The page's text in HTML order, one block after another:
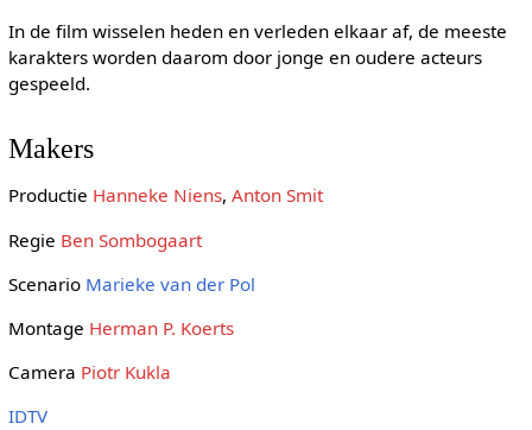
In de film wisselen heden en verleden elkaar af, de meeste
karakters worden daarom door jonge en oudere acteurs
gespeeld.
Makers
Productie Hanneke Niens, Anton Smit
Regie Ben Sombogaart
Scenario Marieke van der Pol
Montage Herman P. Koerts
Camera Piotr Kukla
IDTV